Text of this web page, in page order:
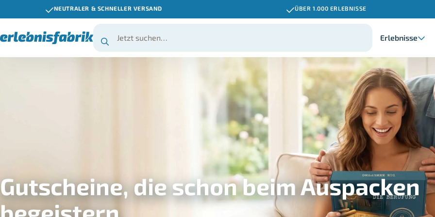
NEUTRALER & SCHNELLER VERSAND ÜBER 1.000 ERLEBNISSE
Erlebnisse
Gutscheine, die schon beim Auspacken